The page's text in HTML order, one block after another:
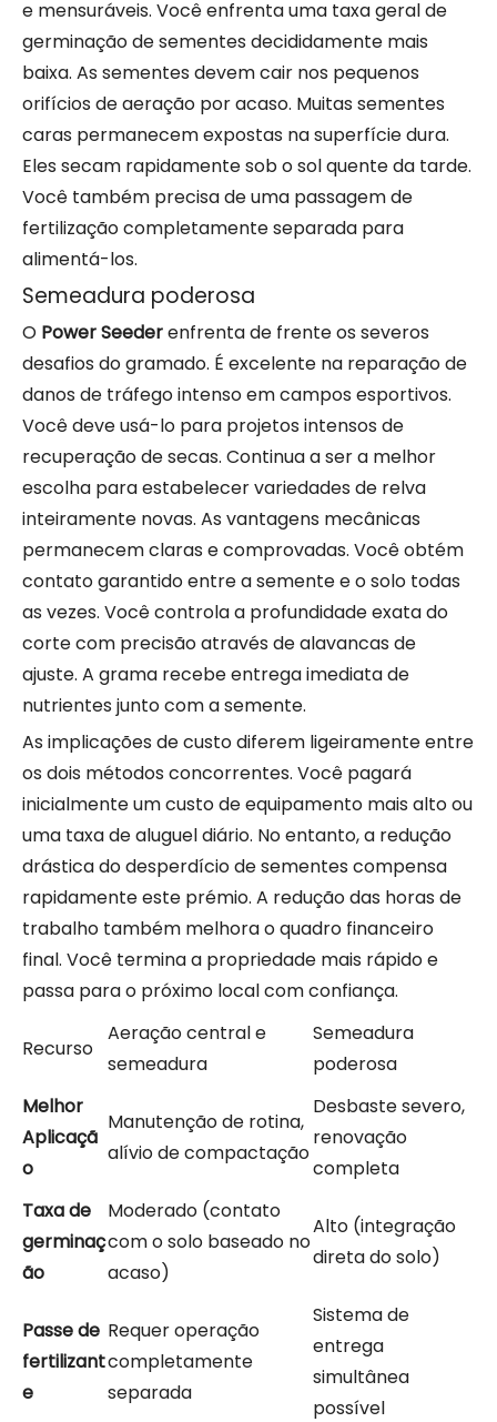
e mensuráveis. Você enfrenta uma taxa geral de
germinação de sementes decididamente mais
baixa. As sementes devem cair nos pequenos
orifícios de aeração por acaso. Muitas sementes
caras permanecem expostas na superfície dura.
Eles secam rapidamente sob o sol quente da tarde.
Você também precisa de uma passagem de
fertilização completamente separada para
alimentá-los.
Semeadura poderosa
O Power Seederenfrenta de frente os severos
desafios do gramado. É excelente na reparação de
danos de tráfego intenso em campos esportivos.
Você deve usá-lo para projetos intensos de
recuperação de secas. Continua a ser a melhor
escolha para estabelecer variedades de relva
inteiramente novas. As vantagens mecânicas
permanecem claras e comprovadas. Você obtém
contato garantido entre a semente e o solo todas
as vezes. Você controla a profundidade exata do
corte com precisão através de alavancas de
ajuste. A grama recebe entrega imediata de
nutrientes junto com a semente.
As implicações de custo diferem ligeiramente entre
os dois métodos concorrentes. Você pagará
inicialmente um custo de equipamento mais alto ou
uma taxa de aluguel diário. No entanto, a redução
drástica do desperdício de sementes compensa
rapidamente este prémio. A redução das horas de
trabalho também melhora o quadro financeiro
final. Você termina a propriedade mais rápido e
passa para o próximo local com confiança.
Recurso
Aeração central e
semeadura
Semeadura
poderosa
Melhor
Aplicaçã
o
Manutenção de rotina,
alívio de compactação
Desbaste severo,
renovação
completa
Taxa de
germinaç
ão
Moderado (contato
com o solo baseado no
acaso)
Alto (integração
direta do solo)
Passe de
fertilizant
e
Requer operação
completamente
separada
Sistema de
entrega
simultânea
possível